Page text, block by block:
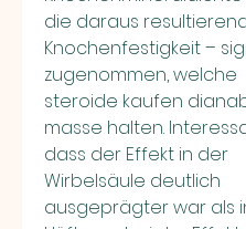
die daraus
Knochenfestigkeit –
zugenommen, welche
steroide kaufen
masse halten.
dass der Effekt in der
Wirbelsäule deutlich
ausgeprägter war als